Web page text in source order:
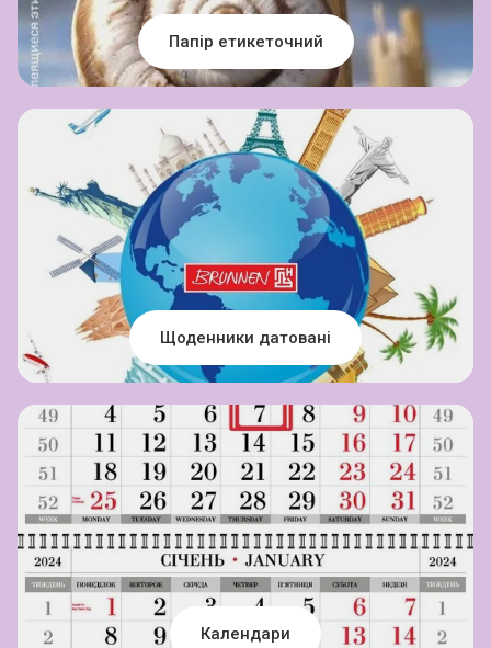
Папір етикеточний
Щоденники датовані
Календари